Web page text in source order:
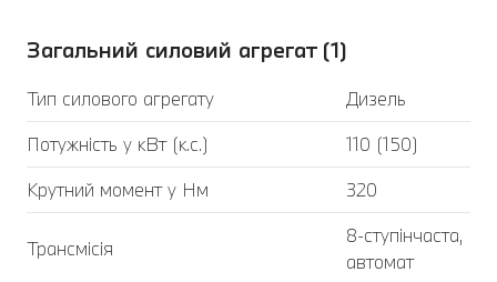
Загальний силовий агрегат (1)
Тип силового агрегату
Дизель
Потужність у кВт (к.с.)
110 (150)
Крутний момент у Нм
320
Трансмісія
8-ступінчаста,
автомат